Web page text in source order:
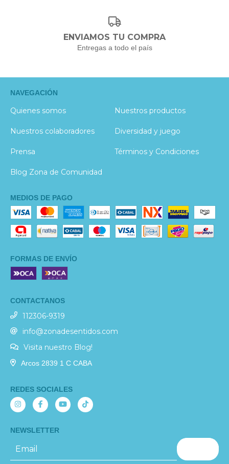
ENVIAMOS TU COMPRA
Entregas a todo el país
NAVEGACIÓN
Quienes somos Nuestros productos
Nuestros colaboradores Diversidad y juego
Prensa Términos y Condiciones
Blog Zona de Comunidad
MEDIOS DE PAGO
FORMAS DE ENVÍO
CONTACTANOS
112306-9319
info@zonadesentidos.com
Visita nuestro Blog!
Arcos 2839 1 C CABA
REDES SOCIALES
NEWSLETTER